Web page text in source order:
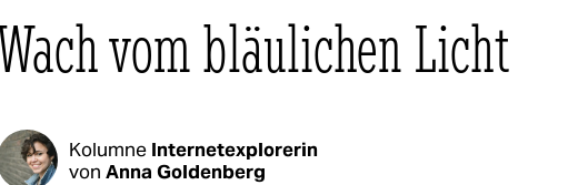
vom bläulichen Licht
Kolumne Internetexplorerin
von Anna Goldenberg